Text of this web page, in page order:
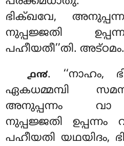
ഭിക്ഖവേ,
നുപ്പജ്ജതി
പഹീയതീ’’തി. അട്ഠമം.
൧൯. ‘‘നാഹം,
ഏകധമ്മമ്പി
അനുപ്പന്നം വാ
നുപ്പജ്ജതി ഉപ്പന്നം
പഹീയതി യഥയിദം,